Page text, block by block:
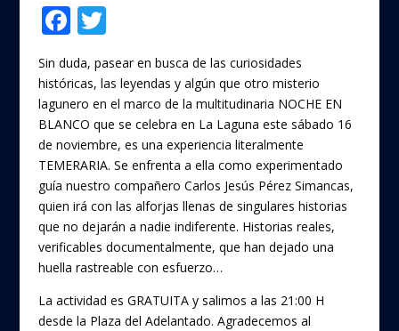
F
ac
e
b
o
o
k
T
itt
er
Sin duda, pasear en busca de las curiosidades
históricas, las leyendas y algún que otro misterio
lagunero en el marco de la multitudinaria NOCHE EN
BLANCO que se celebra en La Laguna este sábado 16
de noviembre, es una experiencia literalmente
TEMERARIA. Se enfrenta a ella como experimentado
guía nuestro compañero Carlos Jesús Pérez Simancas,
quien irá con las alforjas llenas de singulares historias
que no dejarán a nadie indiferente. Historias reales,
verificables documentalmente, que han dejado una
huella rastreable con esfuerzo…
La actividad es GRATUITA y salimos a las 21:00 H
desde la Plaza del Adelantado. Agradecemos al